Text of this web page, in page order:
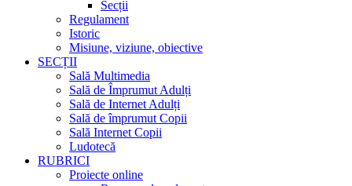
Secții
Regulament
Istoric
Misiune, viziune, obiective
SECȚII
Sală Multimedia
Sală de Împrumut Adulți
Sală de Internet Adulți
Sală de împrumut Copii
Sală Internet Copii
Ludotecă
RUBRICI
Proiecte online